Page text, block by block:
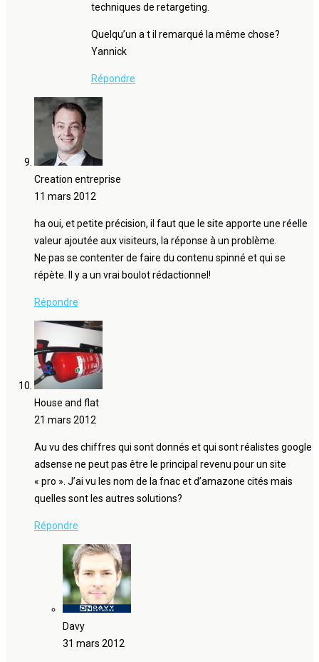
techniques de retargeting.
Quelqu’un a t il remarqué la même chose?
Yannick
Répondre
Creation entreprise
11 mars 2012
ha oui, et petite précision, il faut que le site apporte une réelle
valeur ajoutée aux visiteurs, la réponse à un problème.
Ne pas se contenter de faire du contenu spinné et qui se
répète. Il y a un vrai boulot rédactionnel!
Répondre
House and flat
21 mars 2012
Au vu des chiffres qui sont donnés et qui sont réalistes google
adsense ne peut pas être le principal revenu pour un site
« pro ». J’ai vu les nom de la fnac et d’amazone cités mais
quelles sont les autres solutions?
Répondre
Davy
31 mars 2012